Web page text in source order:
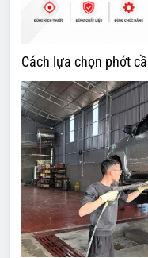
Cách lựa chọn phớt